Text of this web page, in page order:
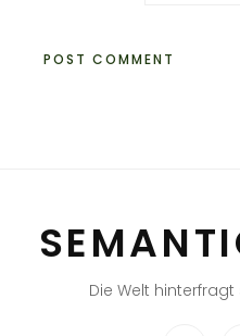
Die Welt